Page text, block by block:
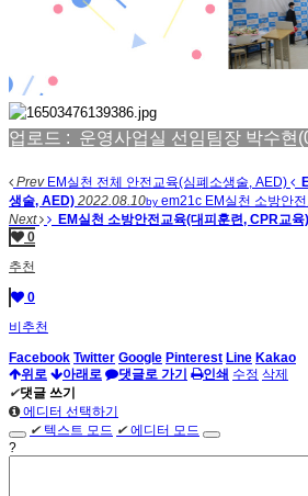
업로드 : 운영사업실 선임팀장 박수현
PrevEM실천 전체 안전교육(심폐소생술, AED)
생술, AED) 2022.08.10by em21c EM실천 소방안
Next
EM실천 소방안전교육(대피훈련, CPR교육)
0
추천
0
비추천
Facebook Twitter Google Pinterest Line Kakao
위로
아래로 댓글로 가기 인쇄 수정 삭제
✔댓글 쓰기
에디터 선택하기
✔ 텍스트 모드 ✔에디터 모드
?